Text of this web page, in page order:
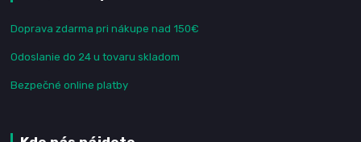
Doprava zdarma pri nákupe nad 150€
Odoslanie do 24 u tovaru skladom
Bezpečné online platby